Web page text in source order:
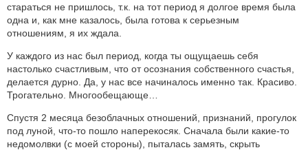
стараться не пришлось, т.к. на тот период я долгое время была
одна и, как мне казалось, была готова к серьезным
отношениям, я их ждала.
У каждого из нас был период, когда ты ощущаешь себя
настолько счастливым, что от осознания собственного счастья,
делается дурно. Да, у нас все начиналось именно так. Красиво.
Трогательно. Многообещающе…
Спустя 2 месяца безоблачных отношений, признаний, прогулок
под луной, что-то пошло наперекосяк. Сначала были какие-то
недомолвки (с моей стороны), пыталась замять, скрыть